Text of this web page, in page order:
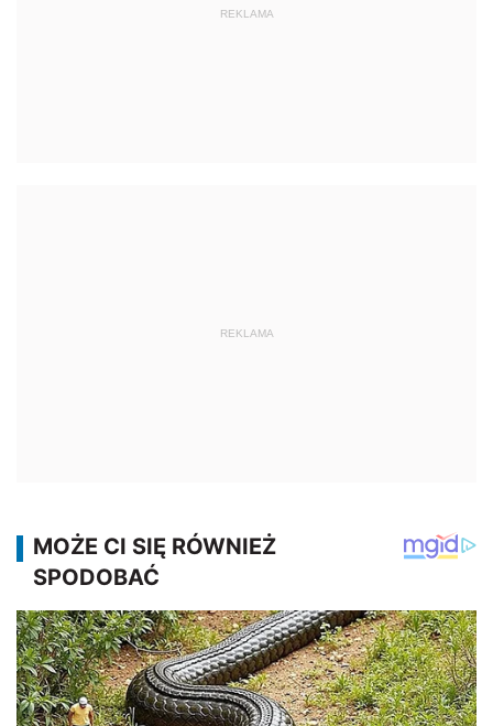
REKLAMA
REKLAMA